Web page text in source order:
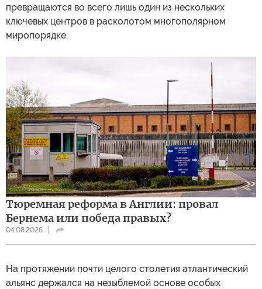
превращаются во всего лишь один из нескольких
ключевых центров в расколотом многополярном
миропорядке.
Тюремная реформа в Англии: провал
Бернема или победа правых?
04.08.2026
На протяжении почти целого столетия атлантический
альянс держался на незыблемой основе особых